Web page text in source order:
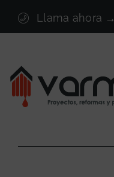
contenido
Llama ahora →
Sectores